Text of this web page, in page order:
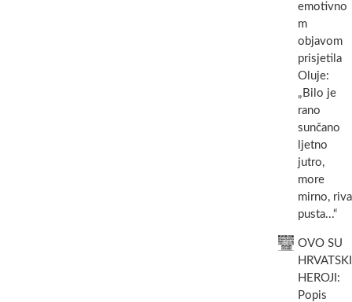
emotivno
m
objavom
prisjetila
Oluje:
„Bilo je
rano
sunčano
ljetno
jutro,
more
mirno, riva
pusta...“
OVO SU
HRVATSKI
HEROJI:
Popis